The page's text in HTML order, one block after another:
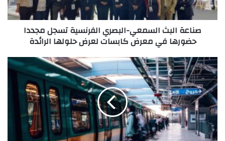
حضورها
في
معرض
حلولها
الرائدة
صناعة البث السمعي-البصري الفرنسية تسجل مجددا
حضورها في معرض كابسات لعرض حلولها الرائدة
استعدادا
لافتتاح
وتشغيل
4
محطات
جديدة....
أعمال
توسعة